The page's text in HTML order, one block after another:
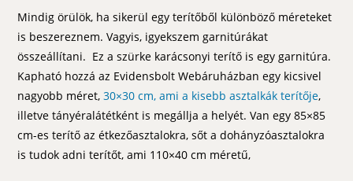
Mindig örülök, ha sikerül egy terítőből különböző méreteket
is beszereznem. Vagyis, igyekszem garnitúrákat
összeállítani. Ez a szürke karácsonyi terítő is egy garnitúra.
Kapható hozzá az Evidensbolt Webáruházban egy kicsivel
nagyobb méret, 30×30 cm, ami a kisebb asztalkák terítője,
illetve tányéralátétként is megállja a helyét. Van egy 85×85
cm-es terítő az étkezőasztalokra, sőt a dohányzóasztalokra
is tudok adni terítőt, ami 110×40 cm méretű,